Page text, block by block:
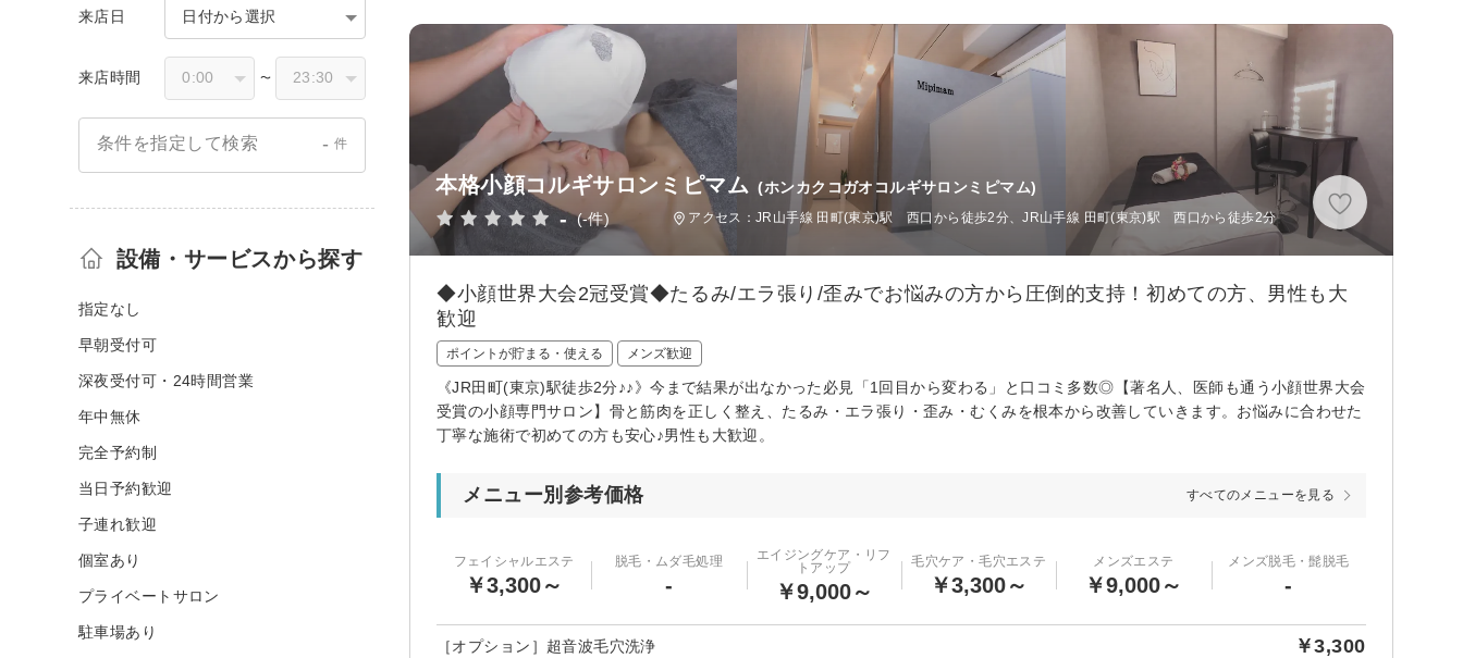
本格小顔コルギサロンミピマム (ホンカクコガオコルギサロンミピマム)
- (-件) アクセス：JR山手線 田町(東京)駅 西口から徒歩2分、JR山手線 田町(東京)駅 西口から徒歩2分
◆小顔世界大会2冠受賞◆たるみ/エラ張り/歪みでお悩みの方から圧倒的支持！初めての方、男性も大
歓迎
ポイントが貯まる・使える メンズ歓迎
《JR田町(東京)駅徒歩2分♪♪》今まで結果が出なかった必見「1回目から変わる」と口コミ多数◎【著名人、医師も通う小顔世界大会
受賞の小顔専門サロン】骨と筋肉を正しく整え、たるみ・エラ張り・歪み・むくみを根本から改善していきます。お悩みに合わせた
丁寧な施術で初めての方も安心♪男性も大歓迎。
メニュー別参考価格 すべてのメニューを見る
フェイシャルエステ
￥3,300～
脱毛・ムダ毛処理
-
エイジングケア・リフ
トアップ
￥9,000～
毛穴ケア・毛穴エステ
￥3,300～
メンズエステ
￥9,000～
メンズ脱毛・髭脱毛
-
［オプション］超音波毛穴洗浄 ￥3,300
来店日 日付から選択
来店時間 〜
条件を指定して検索 - 件
設備・サービスから探す
指定なし
早朝受付可
深夜受付可・24時間営業
年中無休
完全予約制
当日予約歓迎
子連れ歓迎
個室あり
プライベートサロン
駐車場あり